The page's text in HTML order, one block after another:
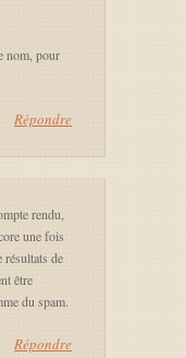
nom, pour
Répondre
rendu,
une fois
résultats de
être
du spam.
Répondre